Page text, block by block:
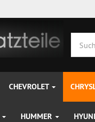
CHEVROLET
HUMMER